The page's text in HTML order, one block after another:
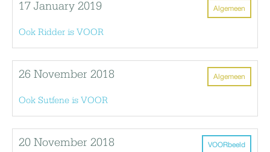
Algemeen
17 January 2019
Ook Ridder is VOOR
Algemeen
26 November 2018
Ook Sutfene is VOOR
VOORbeeld
20 November 2018